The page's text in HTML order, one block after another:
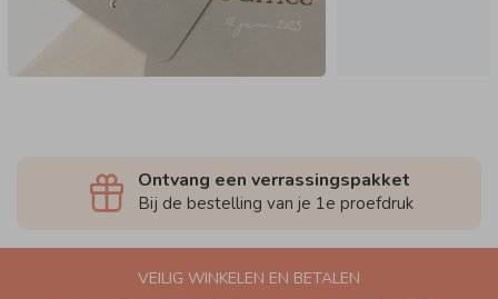
Ontvang een verrassingspakket
Bij de bestelling van je 1e proefdruk
VEILIG WINKELEN EN BETALEN